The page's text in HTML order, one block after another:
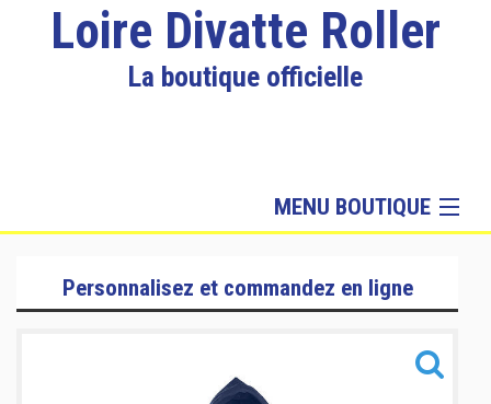
Loire Divatte Roller
La boutique officielle
MENU BOUTIQUE
Sacs & Accessoires
Sacs & Accessoires
Personnalisez et commandez en ligne